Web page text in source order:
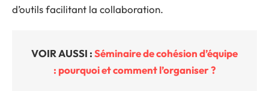
d’outils facilitant la collaboration.
VOIR AUSSI :Séminaire de cohésion d’équipe
: pourquoi et comment l’organiser ?